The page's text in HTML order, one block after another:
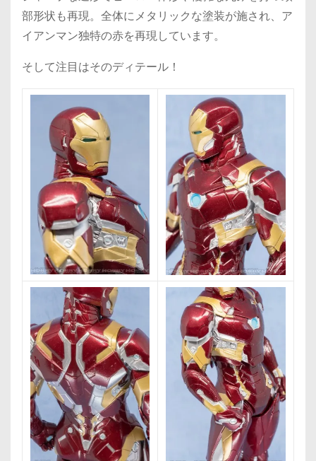
部形状も再現。全体にメタリックな塗装が施され、ア
イアンマン独特の赤を再現しています。
そして注目はそのディテール！